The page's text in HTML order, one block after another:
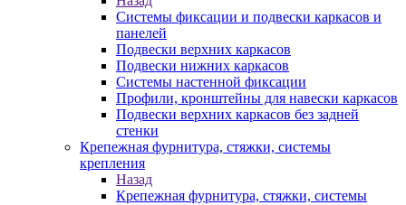
Системы фиксации и подвески каркасов и
панелей
Подвески верхних каркасов
Подвески нижних каркасов
Системы настенной фиксации
Профили, кронштейны для навески каркасов
Подвески верхних каркасов без задней
стенки
Крепежная фурнитура, стяжки, системы
крепления
Назад
Крепежная фурнитура, стяжки, системы